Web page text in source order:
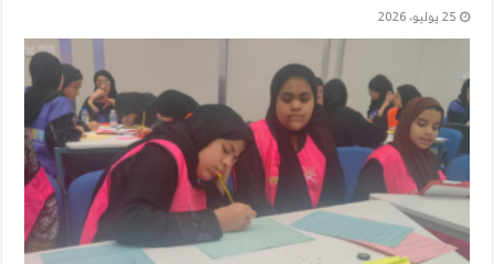
25 يوليو، 2026